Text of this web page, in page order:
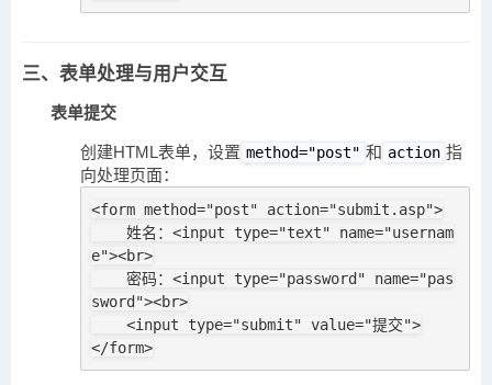
三、表单处理与用户交互
表单提交
创建HTML表单，设置 method="post" 和 action 指
向处理页面：
<form method="post" action="submit.asp">
e"><br>
sword"><br>
</form>